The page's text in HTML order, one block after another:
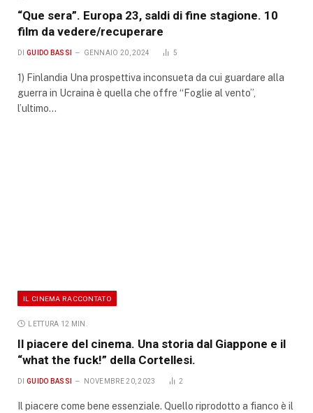
“Que sera”. Europa 23, saldi di fine stagione. 10
film da vedere/recuperare
DI GUIDO BASSI GENNAIO 20, 2024 5
1) Finlandia Una prospettiva inconsueta da cui guardare alla
guerra in Ucraina è quella che offre “Foglie al vento”,
l’ultimo…
IL CINEMA RACCONTATO
LETTURA 12 MIN.
Il piacere del cinema. Una storia dal Giappone e il
“what the fuck!” della Cortellesi.
DI GUIDO BASSI NOVEMBRE 20, 2023 2
Il piacere come bene essenziale. Quello riprodotto a fianco è il